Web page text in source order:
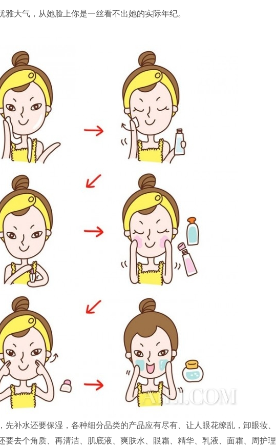
雅大气，从她脸上你是一丝看不出她的实际年纪。
先补水还要保湿，各种细分品类的产品应有尽有、让人眼花缭乱，卸眼妆、
要去个角质、再清洁、肌底液、爽肤水、眼霜、精华、乳液、面霜、周护理